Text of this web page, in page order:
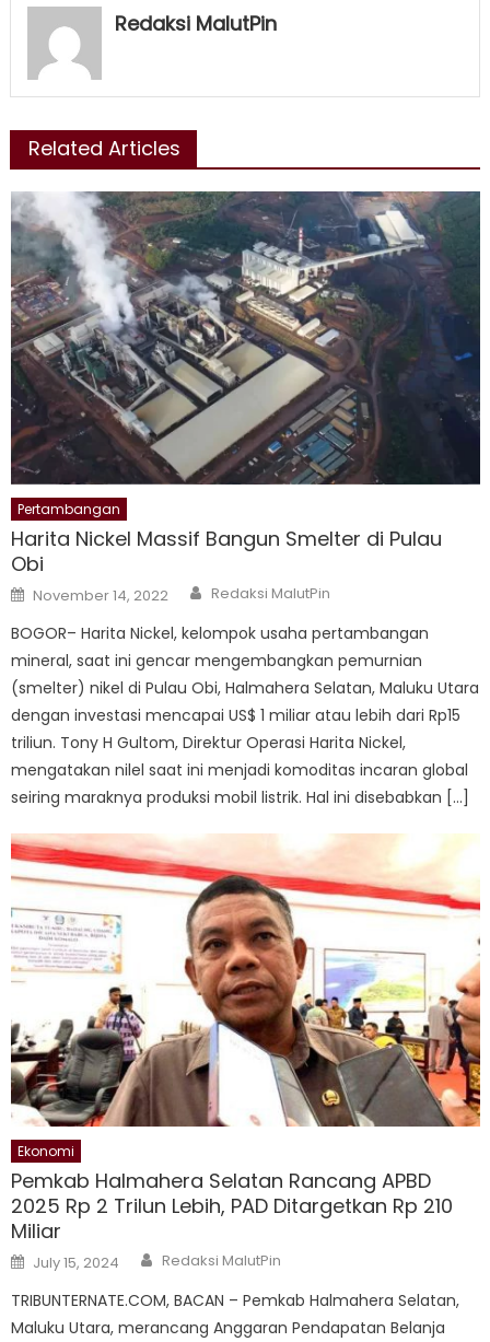
Redaksi MalutPin
Related Articles
Pertambangan
Harita Nickel Massif Bangun Smelter di Pulau
Obi
Posted
on
November 14, 2022 Author
Redaksi MalutPin
BOGOR– Harita Nickel, kelompok usaha pertambangan
mineral, saat ini gencar mengembangkan pemurnian
(smelter) nikel di Pulau Obi, Halmahera Selatan, Maluku Utara
dengan investasi mencapai US$ 1 miliar atau lebih dari Rp15
triliun. Tony H Gultom, Direktur Operasi Harita Nickel,
mengatakan nilel saat ini menjadi komoditas incaran global
seiring maraknya produksi mobil listrik. Hal ini disebabkan […]
Ekonomi
Pemkab Halmahera Selatan Rancang APBD
2025 Rp 2 Trilun Lebih, PAD Ditargetkan Rp 210
Miliar
Posted
on
July 15, 2024 Author
Redaksi MalutPin
TRIBUNTERNATE.COM, BACAN – Pemkab Halmahera Selatan,
Maluku Utara, merancang Anggaran Pendapatan Belanja